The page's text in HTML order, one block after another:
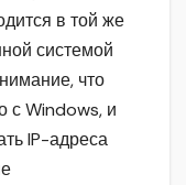
в той же
системой
что
с Windows, и
IP-адреса